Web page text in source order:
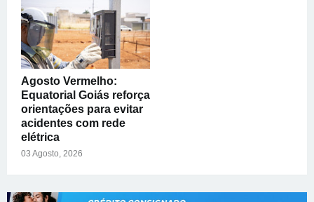
Agosto Vermelho:
Equatorial Goiás reforça
orientações para evitar
acidentes com rede
elétrica
03 Agosto, 2026